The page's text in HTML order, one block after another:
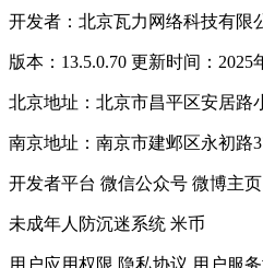
开发者：北京瓦力网络科技有限
版本：13.5.0.70 更新时间：2025
北京地址：北京市昌平区安居路
南京地址：南京市建邺区永初路
开发者平台 微信公众号 微博主页
未成年人防沉迷系统 米币
用户应用权限 隐私协议 用户服